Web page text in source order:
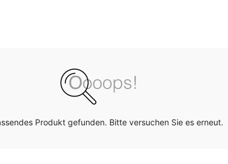
Produkt gefunden. Bitte versuchen Sie es erneut.